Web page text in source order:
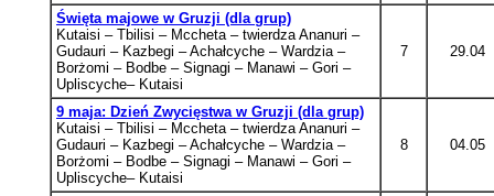
Święta majowe w Gruzji (dla grup)
Kutaisi – Tbilisi – Mccheta – twierdza Ananuri –
Gudauri – Kazbegi –Achałcyche – Wardzia –
Borżomi – Bodbe – Signagi –Manawi – Gori –
Upliscyche– Kutaisi
7 29.04
9 maja: Dzień Zwycięstwa w Gruzji (dla grup)
Kutaisi – Tbilisi – Mccheta – twierdza Ananuri –
Gudauri – Kazbegi –Achałcyche – Wardzia –
Borżomi – Bodbe – Signagi –Manawi – Gori –
Upliscyche– Kutaisi
8 04.05